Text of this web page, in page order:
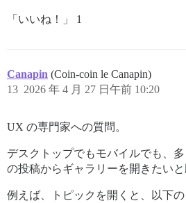
「いいね！」 1
Canapin (Coin-coin le Canapin)
2026 年 4 月 27 日午前 10:20
13
UX の専門家への質問。
デスクトップでもモバイルでも、
の投稿からギャラリーを開きたいと
例えば、トピックを開くと、以下